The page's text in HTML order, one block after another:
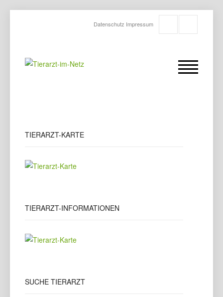
Datenschutz Impressum
TIERARZT-KARTE
TIERARZT-INFORMATIONEN
SUCHE TIERARZT